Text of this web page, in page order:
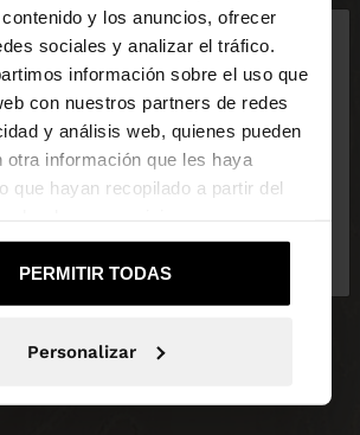
y los anuncios, ofrecer
sociales y analizar el tráfico.
información sobre el uso que
con nuestros partners de redes
y análisis web, quienes pueden
otra información que les haya
que hayan recopilado a partir del
PERMITIR TODAS
Personalizar
a la web de España. ¿Quieres ir a
States?